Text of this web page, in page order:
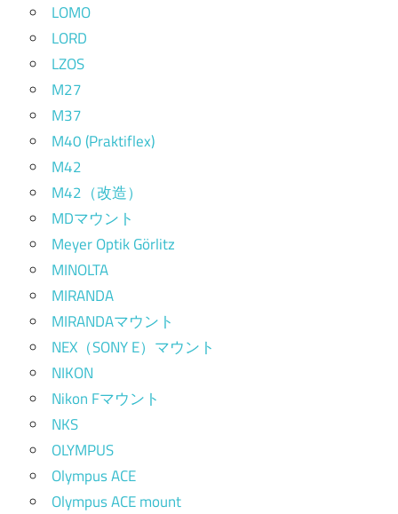
LOMO
LORD
LZOS
M27
M37
M40 (Praktiflex)
M42
M42（改造）
MDマウント
Meyer Optik Görlitz
MINOLTA
MIRANDA
MIRANDAマウント
NEX（SONY E）マウント
NIKON
Nikon Fマウント
NKS
OLYMPUS
Olympus ACE
Olympus ACE mount